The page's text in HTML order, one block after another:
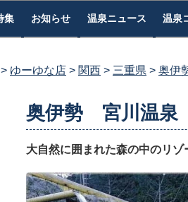
集 お知らせ 温泉ニュース 温泉
ゆーゆな店 関西 三重県 奥伊
奥伊勢 宮川温泉
大自然に囲まれた森の中のリゾ